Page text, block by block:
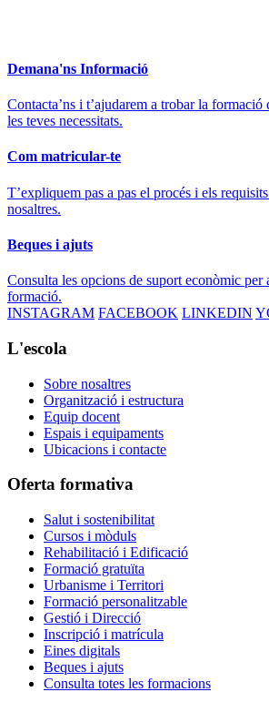
Demana'ns Informació
Contacta’ns i t’ajudarem a trobar la formació
les teves necessitats.
Com matricular-te
T’expliquem pas a pas el procés i els
nosaltres.
Beques i ajuts
Consulta les opcions de suport econòmic per
formació.
INSTAGRAM FACEBOOK LINKEDIN
L'escola
Sobre nosaltres
Organització i estructura
Equip docent
Espais i equipaments
Ubicacions i contacte
Oferta formativa
Salut i sostenibilitat
Cursos i mòduls
Rehabilitació i Edificació
Formació gratuïta
Urbanisme i Territori
Formació personalitzable
Gestió i Direcció
Inscripció i matrícula
Eines digitals
Beques i ajuts
Consulta totes les formacions